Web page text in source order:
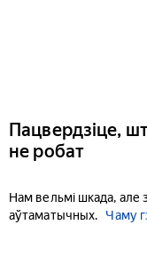
Пацвердзіце,
не робат
Нам вельмі шкада,
аўтаматычных.
Чаму